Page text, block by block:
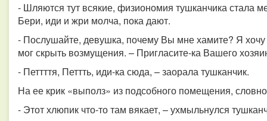
- Шляются тут всякие, физиономия тушканчика стала
Бери, иди и жри молча, пока дают.
- Послушайте, девушка, почему Вы мне хамите? Я хочу
мог скрыть возмущения. – Пригласите-ка Вашего
- Петтття, Петтть, иди-ка сюда, – заорала тушканчик.
На ее крик «выполз» из подсобного помещения,
- Этот хлюпик что-то там вякает, – ухмыльнулся